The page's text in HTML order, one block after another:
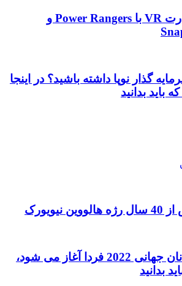
استفاده از قدرت VR با Power Rangers و
گذار نوپا داشته باشید؟ در اینجا
باید بدانید
طوفان قهرمانان جهانی 2022 فردا آغاز می شود،
بدانید